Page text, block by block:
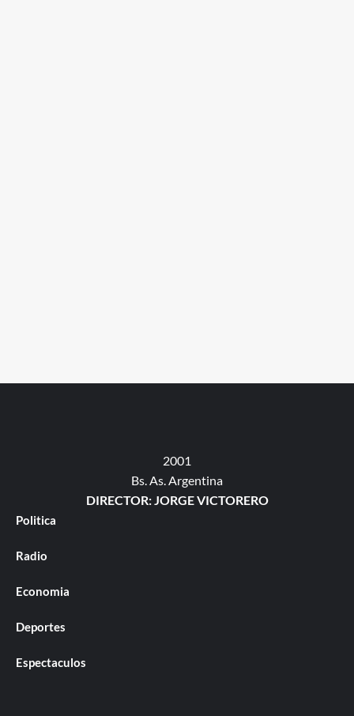
2001
Bs. As. Argentina
DIRECTOR: JORGE VICTORERO
Politica
Radio
Economia
Deportes
Espectaculos